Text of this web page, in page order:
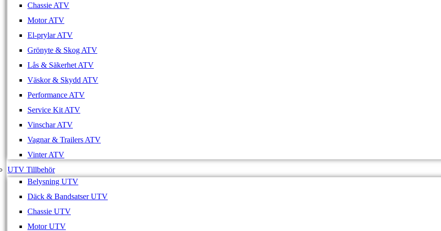
Chassie ATV
Motor ATV
El-prylar ATV
Grönyte & Skog ATV
Lås & Säkerhet ATV
Väskor & Skydd ATV
Performance ATV
Service Kit ATV
Vinschar ATV
Vagnar & Trailers ATV
Vinter ATV
UTV Tillbehör
Belysning UTV
Däck & Bandsatser UTV
Chassie UTV
Motor UTV